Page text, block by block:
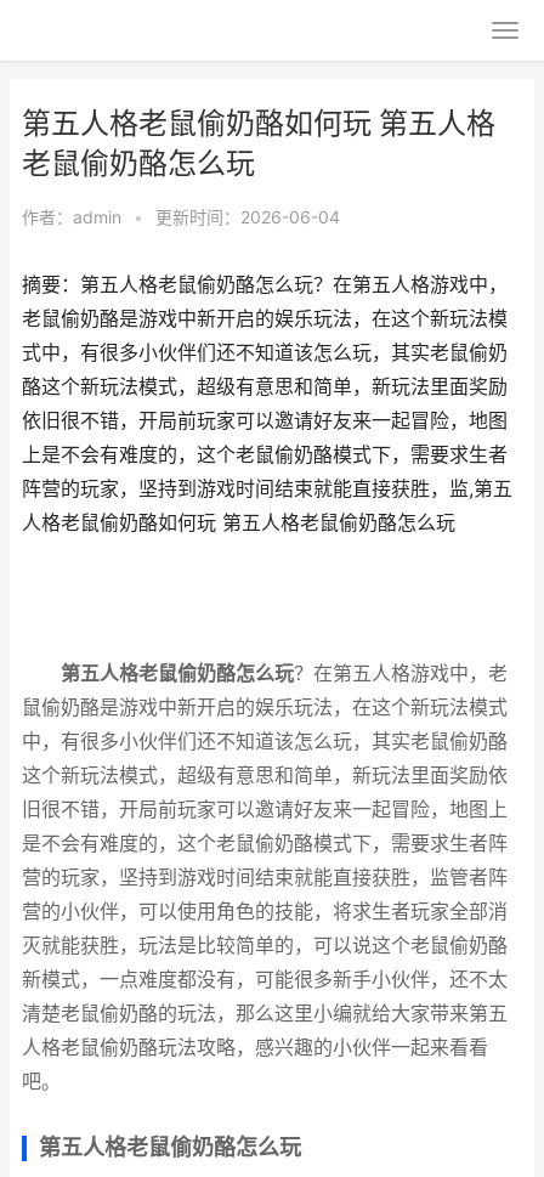
第五人格老鼠偷奶酪如何玩 第五人格
老鼠偷奶酪怎么玩
作者： admin • 更新时间：2026-06-04
摘要：第五人格老鼠偷奶酪怎么玩？在第五人格游戏中，
老鼠偷奶酪是游戏中新开启的娱乐玩法，在这个新玩法模
式中，有很多小伙伴们还不知道该怎么玩，其实老鼠偷奶
酪这个新玩法模式，超级有意思和简单，新玩法里面奖励
依旧很不错，开局前玩家可以邀请好友来一起冒险，地图
上是不会有难度的，这个老鼠偷奶酪模式下，需要求生者
阵营的玩家，坚持到游戏时间结束就能直接获胜，监,第五
人格老鼠偷奶酪如何玩 第五人格老鼠偷奶酪怎么玩
第五人格老鼠偷奶酪怎么玩？在第五人格游戏中，老
鼠偷奶酪是游戏中新开启的娱乐玩法，在这个新玩法模式
中，有很多小伙伴们还不知道该怎么玩，其实老鼠偷奶酪
这个新玩法模式，超级有意思和简单，新玩法里面奖励依
旧很不错，开局前玩家可以邀请好友来一起冒险，地图上
是不会有难度的，这个老鼠偷奶酪模式下，需要求生者阵
营的玩家，坚持到游戏时间结束就能直接获胜，监管者阵
营的小伙伴，可以使用角色的技能，将求生者玩家全部消
灭就能获胜，玩法是比较简单的，可以说这个老鼠偷奶酪
新模式，一点难度都没有，可能很多新手小伙伴，还不太
清楚老鼠偷奶酪的玩法，那么这里小编就给大家带来第五
人格老鼠偷奶酪玩法攻略，感兴趣的小伙伴一起来看看
吧。
第五人格老鼠偷奶酪怎么玩